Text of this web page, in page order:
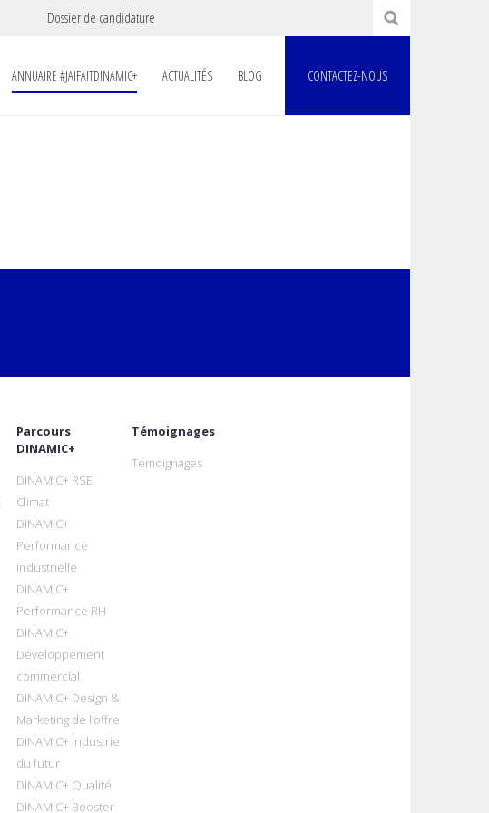
Dossier de candidature
ANNUAIRE #JAIFAITDINAMIC+ ACTUALITÉS BLOG CONTACTEZ-NOUS
Parcours
DINAMIC+
DINAMIC+ RSE
Climat
DINAMIC+
Performance
industrielle
DINAMIC+
Performance RH
DINAMIC+
Développement
commercial
DINAMIC+ Design &
Marketing de l’offre
DINAMIC+ Industrie
du futur
DINAMIC+ Qualité
DINAMIC+ Booster
Témoignages
Témoignages